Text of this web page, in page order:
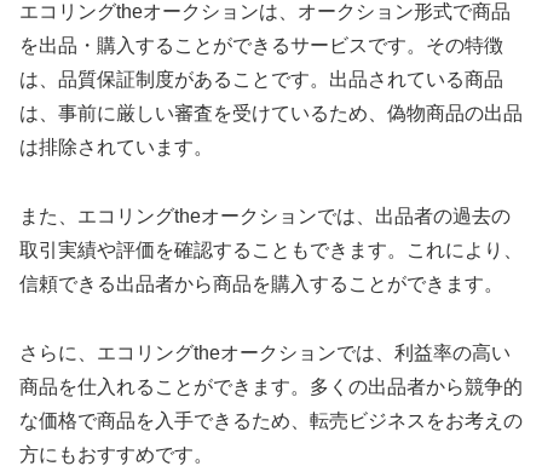
エコリングtheオークションは、オークション形式で商品
を出品・購入することができるサービスです。その特徴
は、品質保証制度があることです。出品されている商品
は、事前に厳しい審査を受けているため、偽物商品の出品
は排除されています。
また、エコリングtheオークションでは、出品者の過去の
取引実績や評価を確認することもできます。これにより、
信頼できる出品者から商品を購入することができます。
さらに、エコリングtheオークションでは、利益率の高い
商品を仕入れることができます。多くの出品者から競争的
な価格で商品を入手できるため、転売ビジネスをお考えの
方にもおすすめです。